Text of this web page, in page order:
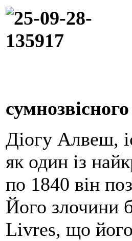
Діогу Алвеш,
як один із
по 1840 він
Його злочини
Livres, що